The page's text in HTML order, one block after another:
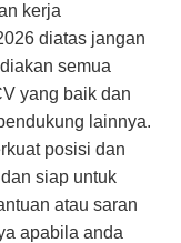
kerja
diatas jangan
semua
yang baik dan
lainnya.
posisi dan
siap untuk
atau saran
apabila anda